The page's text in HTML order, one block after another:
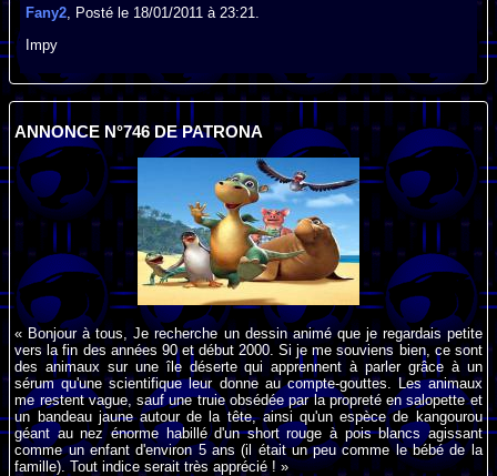
Fany2, Posté le 18/01/2011 à 23:21.
Impy
ANNONCE N°746 DE PATRONA
« Bonjour à tous, Je recherche un dessin animé que je regardais petite
vers la fin des années 90 et début 2000. Si je me souviens bien, ce sont
des animaux sur une île déserte qui apprennent à parler grâce à un
sérum qu'une scientifique leur donne au compte-gouttes. Les animaux
me restent vague, sauf une truie obsédée par la propreté en salopette et
un bandeau jaune autour de la tête, ainsi qu'un espèce de kangourou
géant au nez énorme habillé d'un short rouge à pois blancs agissant
comme un enfant d'environ 5 ans (il était un peu comme le bébé de la
famille). Tout indice serait très apprécié ! »